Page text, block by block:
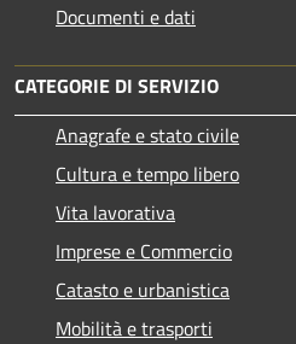
Documenti e dati
CATEGORIE DI SERVIZIO
Anagrafe e stato civile
Cultura e tempo libero
Vita lavorativa
Imprese e Commercio
Catasto e urbanistica
Mobilità e trasporti